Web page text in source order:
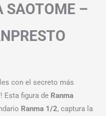
SAOTOME –
con el secreto más
Esta figura de Ranma
Ranma 1/2, captura la